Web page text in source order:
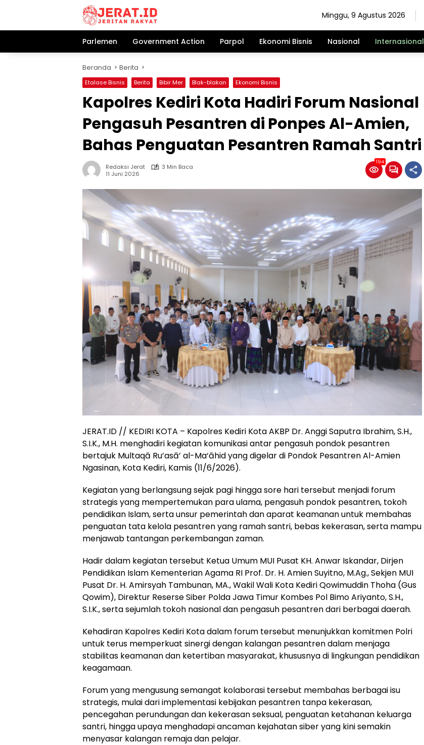
Minggu, 9 Agustus 2026
Parlemen Government Action Parpol Ekonomi Bisnis Nasional Internasional
Beranda Berita
Etalase Bisnis Berita Bibir Mer Blak-blakan Ekonomi Bisnis
Kapolres Kediri Kota Hadiri Forum Nasional
Pengasuh Pesantren di Ponpes Al-Amien,
Bahas Penguatan Pesantren Ramah Santri
Redaksi Jerat
3 Min Baca
11 Juni 2026
194
JERAT.ID // KEDIRI KOTA – Kapolres Kediri Kota AKBP Dr. Anggi Saputra Ibrahim, S.H.,
S.I.K., M.H. menghadiri kegiatan komunikasi antar pengasuh pondok pesantren
bertajuk Multaqā Ru’asā’ al-Ma‘āhid yang digelar di Pondok Pesantren Al-Amien
Ngasinan, Kota Kediri, Kamis (11/6/2026).
Kegiatan yang berlangsung sejak pagi hingga sore hari tersebut menjadi forum
strategis yang mempertemukan para ulama, pengasuh pondok pesantren, tokoh
pendidikan Islam, serta unsur pemerintah dan aparat keamanan untuk membahas
penguatan tata kelola pesantren yang ramah santri, bebas kekerasan, serta mampu
menjawab tantangan perkembangan zaman.
Hadir dalam kegiatan tersebut Ketua Umum MUI Pusat KH. Anwar Iskandar, Dirjen
Pendidikan Islam Kementerian Agama RI Prof. Dr. H. Amien Suyitno, M.Ag., Sekjen MUI
Pusat Dr. H. Amirsyah Tambunan, MA., Wakil Wali Kota Kediri Qowimuddin Thoha (Gus
Qowim), Direktur Reserse Siber Polda Jawa Timur Kombes Pol Bimo Ariyanto, S.H.,
S.I.K., serta sejumlah tokoh nasional dan pengasuh pesantren dari berbagai daerah.
Kehadiran Kapolres Kediri Kota dalam forum tersebut menunjukkan komitmen Polri
untuk terus memperkuat sinergi dengan kalangan pesantren dalam menjaga
stabilitas keamanan dan ketertiban masyarakat, khususnya di lingkungan pendidikan
keagamaan.
Forum yang mengusung semangat kolaborasi tersebut membahas berbagai isu
strategis, mulai dari implementasi kebijakan pesantren tanpa kekerasan,
pencegahan perundungan dan kekerasan seksual, penguatan ketahanan keluarga
santri, hingga upaya menghadapi ancaman kejahatan siber yang kini semakin
menyasar kalangan remaja dan pelajar.